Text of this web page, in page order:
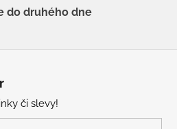
do druhého dne
či slevy!